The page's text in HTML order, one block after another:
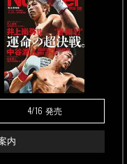
4/16 発売
内